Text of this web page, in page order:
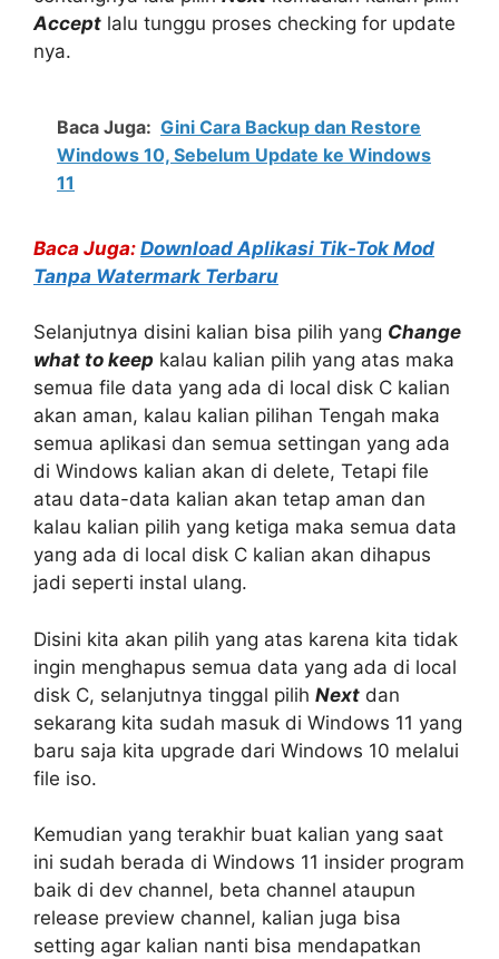
Accept lalu tunggu proses checking for update
nya.
Baca Juga: Gini Cara Backup dan Restore
Windows 10, Sebelum Update ke Windows
11
Baca Juga: Download Aplikasi Tik-Tok Mod
Tanpa Watermark Terbaru
Selanjutnya disini kalian bisa pilih yang Change
what to keep kalau kalian pilih yang atas maka
semua file data yang ada di local disk C kalian
akan aman, kalau kalian pilihan Tengah maka
semua aplikasi dan semua settingan yang ada
di Windows kalian akan di delete, Tetapi file
atau data-data kalian akan tetap aman dan
kalau kalian pilih yang ketiga maka semua data
yang ada di local disk C kalian akan dihapus
jadi seperti instal ulang.
Disini kita akan pilih yang atas karena kita tidak
ingin menghapus semua data yang ada di local
disk C, selanjutnya tinggal pilih Next dan
sekarang kita sudah masuk di Windows 11 yang
baru saja kita upgrade dari Windows 10 melalui
file iso.
Kemudian yang terakhir buat kalian yang saat
ini sudah berada di Windows 11 insider program
baik di dev channel, beta channel ataupun
release preview channel, kalian juga bisa
setting agar kalian nanti bisa mendapatkan